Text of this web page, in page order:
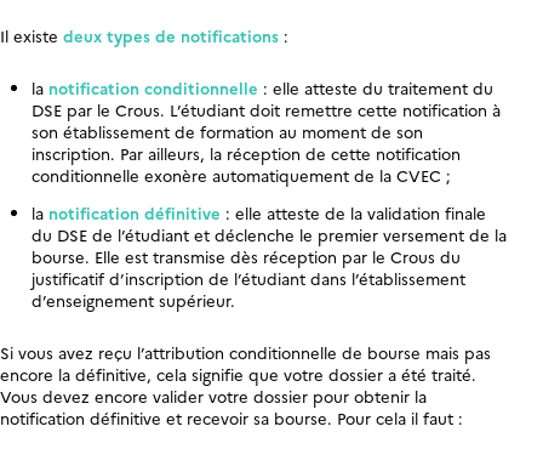
Il existe deux types de notifications :
la notification conditionnelle : elle atteste du traitement du
DSE par le Crous. L’étudiant doit remettre cette notification à
son établissement de formation au moment de son
inscription. Par ailleurs, la réception de cette notification
conditionnelle exonère automatiquement de la CVEC ;
la notification définitive : elle atteste de la validation finale
du DSE de l’étudiant et déclenche le premier versement de la
bourse. Elle est transmise dès réception par le Crous du
justificatif d’inscription de l’étudiant dans l’établissement
d’enseignement supérieur.
Si vous avez reçu l’attribution conditionnelle de bourse mais pas
encore la définitive, cela signifie que votre dossier a été traité.
Vous devez encore valider votre dossier pour obtenir la
notification définitive et recevoir sa bourse. Pour cela il faut :